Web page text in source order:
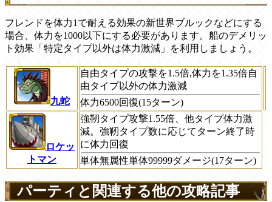
フレンドを体力1で耐える効果の新世界ブルックなどにする
場合、体力を1000以下にする必要があります。船のデメリッ
ト効果「特定タイプ以外は体力激減」を利用しましょう。
九蛇
自由タイプの攻撃を1.5倍,体力を1.35倍自
由タイプ以外の体力激減
体力6500回復(15ターン)
ロケッ
トマン
強靭タイプ攻撃1.55倍、他タイプ体力激
減。強靭タイプ数に応じてターン終了時
に体力回復
単体無属性単体99999ダメージ(17ターン)
パーティと関連する他の攻略記事